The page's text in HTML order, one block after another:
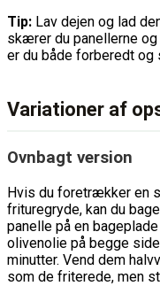
Tip: Lav dejen og lad
skærer du panellerne
er du både forberedt og
Variationer af
Ovnbagt version
Hvis du foretrækker en
frituregryde, kan du
panelle på en
olivenolie på begge
minutter. Vend dem
som de friterede, men